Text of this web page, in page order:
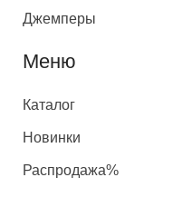
Джемперы
Меню
Каталог
Новинки
Распродажа%